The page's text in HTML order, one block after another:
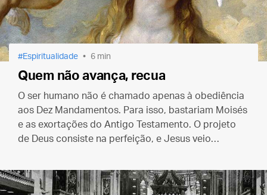
Espiritualidade 6 min
Quem não avança, recua
O ser humano não é chamado apenas à obediência
aos Dez Mandamentos. Para isso, bastariam Moisés
e as exortações do Antigo Testamento. O projeto
de Deus consiste na perfeição, e Jesus veio